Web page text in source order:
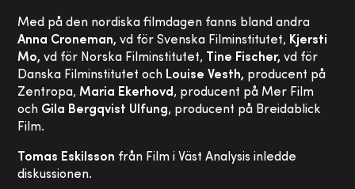
Med på den nordiska filmdagen fanns bland andra
Anna Croneman, vd för Svenska Filminstitutet, Kjersti
Mo, vd för Norska Filminstitutet, Tine Fischer, vd för
Danska Filminstitutet och Louise Vesth, producent på
Zentropa,Maria Ekerhovd , producent på Mer Film
och Gila Bergqvist Ulfung, producent på Breidablick
Film.
Tomas Eskilsson från Film i Väst Analysis inledde
diskussionen.